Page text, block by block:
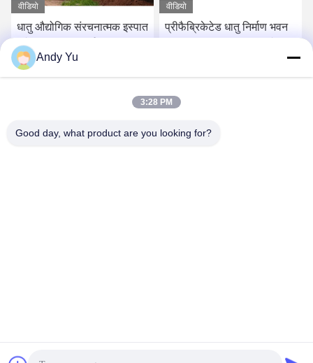
वीडियो
धातु औद्योगिक संरचनात्मक इस्पात
फ्रेम कृषि भवन निर्माण भंडारण
सबसे अच्छी कीमत पाएं
वीडियो
प्रीफैब्रिकेटेड धातु निर्माण भवन
सबसे अच्छी कीमत पाएं
Andy Yu
3:28 PM
Good day, what product are you looking for?